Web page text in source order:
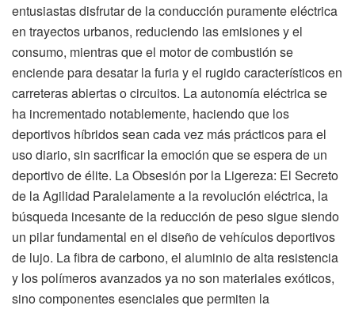
entusiastas disfrutar de la conducción puramente eléctrica
en trayectos urbanos, reduciendo las emisiones y el
consumo, mientras que el motor de combustión se
enciende para desatar la furia y el rugido característicos en
carreteras abiertas o circuitos. La autonomía eléctrica se
ha incrementado notablemente, haciendo que los
deportivos híbridos sean cada vez más prácticos para el
uso diario, sin sacrificar la emoción que se espera de un
deportivo de élite. La Obsesión por la Ligereza: El Secreto
de la Agilidad Paralelamente a la revolución eléctrica, la
búsqueda incesante de la reducción de peso sigue siendo
un pilar fundamental en el diseño de vehículos deportivos
de lujo. La fibra de carbono, el aluminio de alta resistencia
y los polímeros avanzados ya no son materiales exóticos,
sino componentes esenciales que permiten la